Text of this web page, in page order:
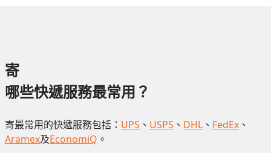
寄
哪些快遞服務最常用？
寄最常用的快遞服務包括： UPS 、 USPS 、 DHL 、 FedEx 、
Aramex及EconomiQ 。